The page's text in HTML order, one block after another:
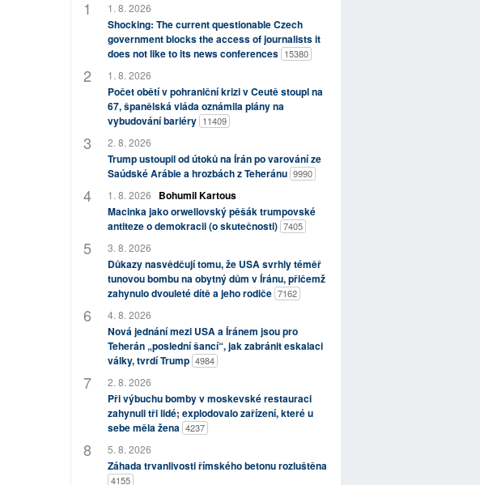
1. 8. 2026
Shocking: The current questionable Czech
government blocks the access of journalists it
does not like to its news conferences 15380
1. 8. 2026
Počet obětí v pohraniční krizi v Ceutě stoupl na
67, španělská vláda oznámila plány na
vybudování bariéry 11409
2. 8. 2026
Trump ustoupil od útoků na Írán po varování ze
Saúdské Arábie a hrozbách z Teheránu 9990
1. 8. 2026
Bohumil Kartous
Macinka jako orwellovský pěšák trumpovské
antiteze o demokracii (o skutečnosti) 7405
3. 8. 2026
Důkazy nasvědčují tomu, že USA svrhly téměř
tunovou bombu na obytný dům v Íránu, přičemž
zahynulo dvouleté dítě a jeho rodiče 7162
4. 8. 2026
Nová jednání mezi USA a Íránem jsou pro
Teherán „poslední šancí“, jak zabránit eskalaci
války, tvrdí Trump 4984
2. 8. 2026
Při výbuchu bomby v moskevské restauraci
zahynuli tři lidé; explodovalo zařízení, které u
sebe měla žena 4237
5. 8. 2026
Záhada trvanlivosti římského betonu rozluštěna
4155